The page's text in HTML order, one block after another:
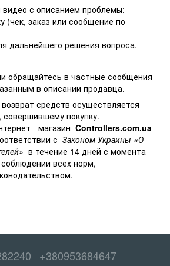
с описанием проблемы;
(чек, заказ или сообщение по
дальнейшего решения вопроса.
обращайтесь в частные сообщения
в описании продавца.
средств осуществляется
покупку.
- магазин Controllers.com.ua
с Законом Украины «О
в течение 14 дней с момента
всех норм,
+380953684647